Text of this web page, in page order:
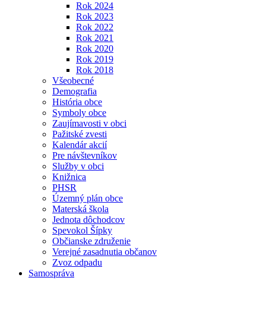
Rok 2024
Rok 2023
Rok 2022
Rok 2021
Rok 2020
Rok 2019
Rok 2018
Všeobecné
Demografia
História obce
Symboly obce
Zaujímavosti v obci
Pažitské zvesti
Kalendár akcií
Pre návštevníkov
Služby v obci
Knižnica
PHSR
Územný plán obce
Materská škola
Jednota dôchodcov
Spevokol Šípky
Občianske združenie
Verejné zasadnutia občanov
Zvoz odpadu
Samospráva